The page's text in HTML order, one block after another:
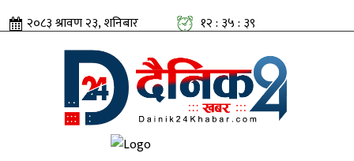
२०८३ श्रावण २३, शनिबार
१२ : ३५ : ४०
सामाजिक संजालतिर: